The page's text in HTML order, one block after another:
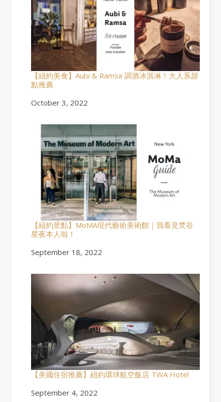
【紐約美食】Aubi & Ramsa 調酒冰淇淋！大人系甜
點推薦
Date
October 3, 2022
【紐約景點】MoMA現代藝術美術館｜我看見梵谷
星夜本人啦！
Date
September 18, 2022
【美國住宿推薦】紐約環球航空飯店 TWA Hotel
Date
September 4, 2022